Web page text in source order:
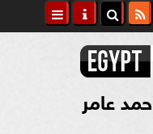
عامر